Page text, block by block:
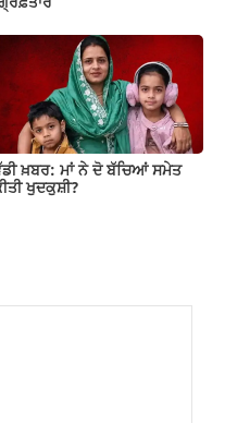
ਖ਼ਬਰ: ਮਾਂ ਨੇ ਦੋ ਬੱਚਿਆਂ ਸਮੇਤ
ਖੁਦਕੁਸ਼ੀ?